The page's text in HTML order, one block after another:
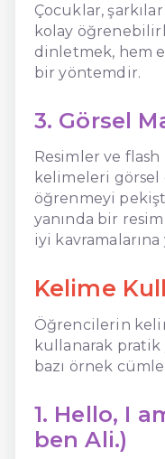
Çocuklar,
kolay
dinletmek, hem
bir yöntemdir.
3. Görsel
Resimler ve
kelimeleri görsel
öğrenmeyi
yanında bir
iyi kavramalarına
Kelime
Öğrencilerin
kullanarak pratik
bazı örnek
1. Hello, I
ben Ali.)